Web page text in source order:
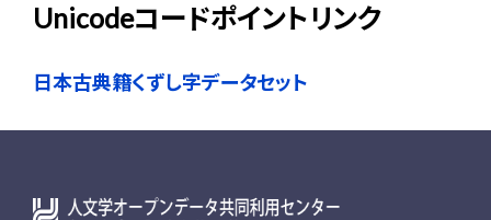
Unicodeコードポイントリンク
日本古典籍くずし字データセット